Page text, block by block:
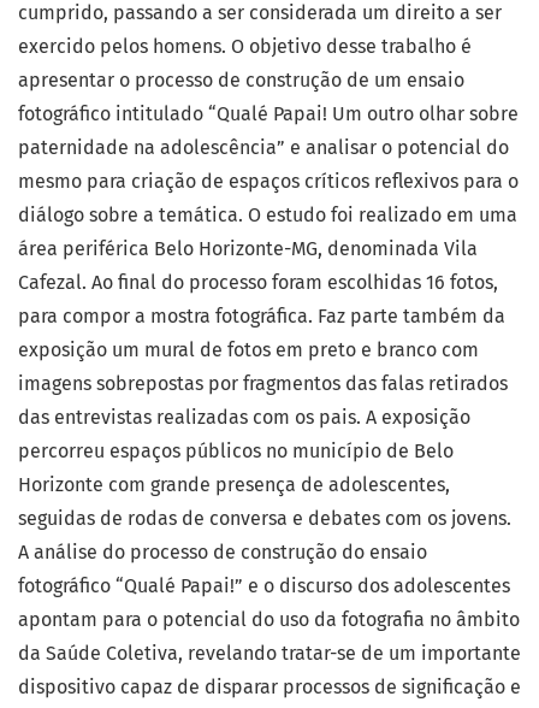
cumprido, passando a ser considerada um direito a ser
exercido pelos homens. O objetivo desse trabalho é
apresentar o processo de construção de um ensaio
fotográfico intitulado “Qualé Papai! Um outro olhar sobre
paternidade na adolescência” e analisar o potencial do
mesmo para criação de espaços críticos reflexivos para o
diálogo sobre a temática. O estudo foi realizado em uma
área periférica Belo Horizonte-MG, denominada Vila
Cafezal. Ao final do processo foram escolhidas 16 fotos,
para compor a mostra fotográfica. Faz parte também da
exposição um mural de fotos em preto e branco com
imagens sobrepostas por fragmentos das falas retirados
das entrevistas realizadas com os pais. A exposição
percorreu espaços públicos no município de Belo
Horizonte com grande presença de adolescentes,
seguidas de rodas de conversa e debates com os jovens.
A análise do processo de construção do ensaio
fotográfico “Qualé Papai!” e o discurso dos adolescentes
apontam para o potencial do uso da fotografia no âmbito
da Saúde Coletiva, revelando tratar-se de um importante
dispositivo capaz de disparar processos de significação e